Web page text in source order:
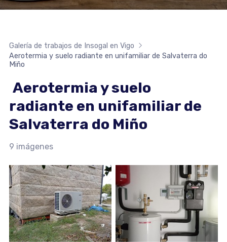
Galería de trabajos de Insogal en Vigo
Aerotermia y suelo radiante en unifamiliar de Salvaterra do
Miño
Aerotermia y suelo
radiante en unifamiliar de
Salvaterra do Miño
9 imágenes